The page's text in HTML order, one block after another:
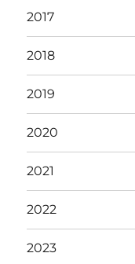
2017
2018
2019
2020
2021
2022
2023